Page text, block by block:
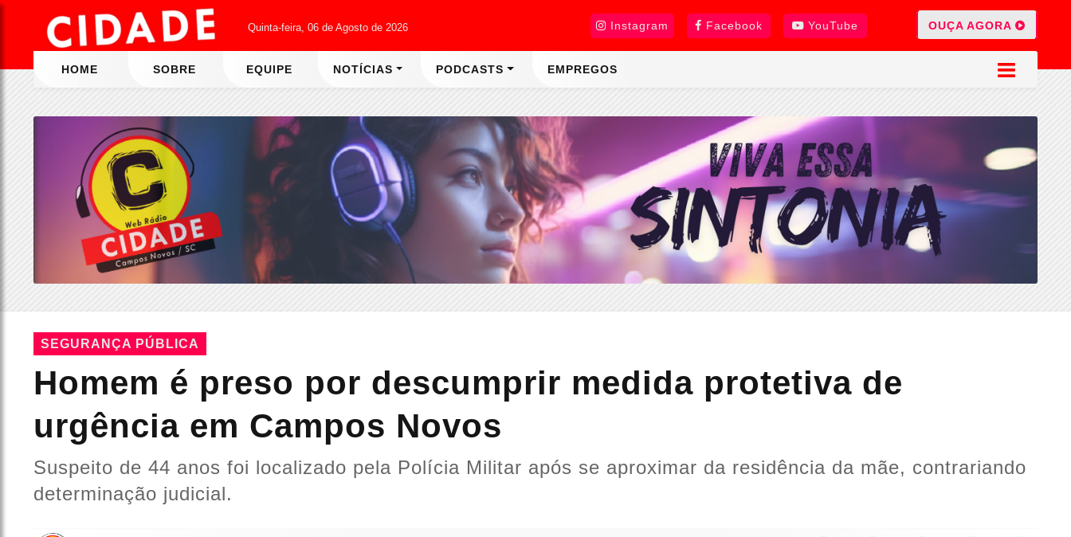
Quinta-feira, 06 de Agosto de 2026 Instagram Facebook YouTube OUÇA AGORA
HOME SOBRE EQUIPE NOTÍCIAS PODCASTS EMPREGOS
SEGURANÇA PÚBLICA
Homem é preso por descumprir medida protetiva de
urgência em Campos Novos
Suspeito de 44 anos foi localizado pela Polícia Militar após se aproximar da residência da mãe, contrariando
determinação judicial.